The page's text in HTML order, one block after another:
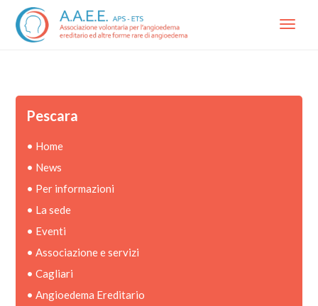
Menu
Pescara
• Home
• News
• Per informazioni
• La sede
• Eventi
•Associazione e servizi
•Cagliari
•Angioedema Ereditario